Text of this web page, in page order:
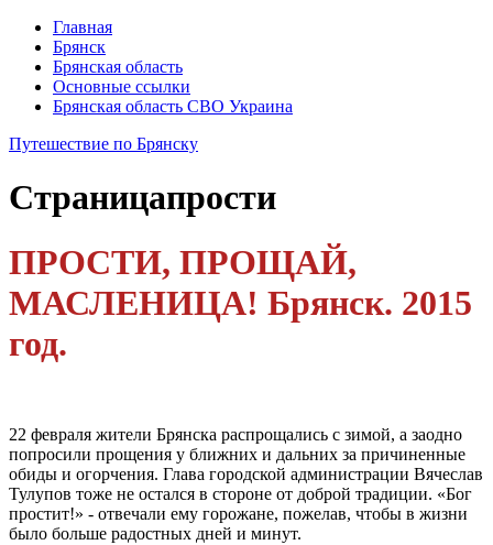
Главная
Брянск
Брянская область
Основные ссылки
Брянская область СВО Украина
Путешествие по Брянску
Страницапрости
ПРОСТИ, ПРОЩАЙ,
МАСЛЕНИЦА! Брянск. 2015
год.
22 февраля жители Брянска распрощались с зимой, а заодно
попроси­ли прощения у ближних и дальних за причиненные
обиды и огорчения. Глава городской администра­ции Вячеслав
Тулупов тоже не остался в сторо­не от доброй традиции. «Бог
простит!» - отвеча­ли ему горожане, поже­лав, чтобы в жизни
было больше радостных дней и минут.